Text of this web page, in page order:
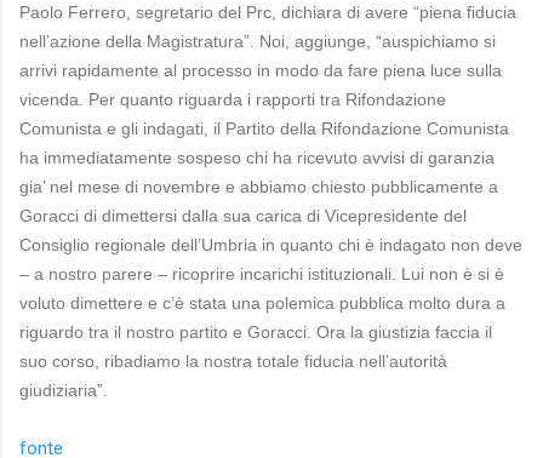
Paolo Ferrero, segretario del Prc, dichiara di avere “piena fiducia
nell’azione della Magistratura”. Noi, aggiunge, “auspichiamo si
arrivi rapidamente al processo in modo da fare piena luce sulla
vicenda. Per quanto riguarda i rapporti tra Rifondazione
Comunista e gli indagati, il Partito della Rifondazione Comunista
ha immediatamente sospeso chi ha ricevuto avvisi di garanzia
gia’ nel mese di novembre e abbiamo chiesto pubblicamente a
Goracci di dimettersi dalla sua carica di Vicepresidente del
Consiglio regionale dell’Umbria in quanto chi è indagato non deve
– a nostro parere – ricoprire incarichi istituzionali. Lui non è si è
voluto dimettere e c’è stata una polemica pubblica molto dura a
riguardo tra il nostro partito e Goracci. Ora la giustizia faccia il
suo corso, ribadiamo la nostra totale fiducia nell’autorità
giudiziaria”.
fonte